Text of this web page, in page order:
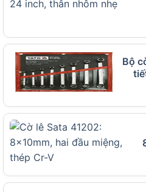
nhiên, với gara, xưởng
sẵn nhiều size giúp thao
Nhóm nên chọn Kingtony
Thợ cơ khícần bộ cờ lê
dòng xe.
Đội bảo trì nhà xưởng
khi kiểm tra thiết bị.
Người dùng chuyên
Bộ